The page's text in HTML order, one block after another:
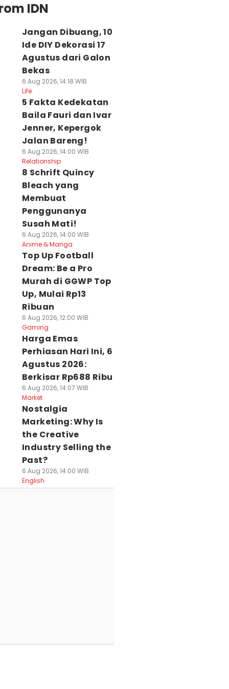
IDN
Jangan Dibuang, 10
Ide DIY Dekorasi 17
Agustus dari Galon
Bekas
6 Aug 2026, 14:18 WIB
Life
5 Fakta Kedekatan
Baila Fauri dan Ivar
Jenner, Kepergok
Jalan Bareng!
6 Aug 2026, 14:00 WIB
Relationship
8 Schrift Quincy
Bleach yang
Membuat
Penggunanya
Susah Mati!
6 Aug 2026, 14:00 WIB
Anime & Manga
Top Up Football
Dream: Be a Pro
Murah di GGWP Top
Up, Mulai Rp13
Ribuan
6 Aug 2026, 12:00 WIB
Gaming
Harga Emas
Perhiasan Hari Ini, 6
Agustus 2026:
Berkisar Rp688 Ribu
6 Aug 2026, 14:07 WIB
Market
Nostalgia
Marketing: Why Is
the Creative
Industry Selling the
Past?
6 Aug 2026, 14:00 WIB
English